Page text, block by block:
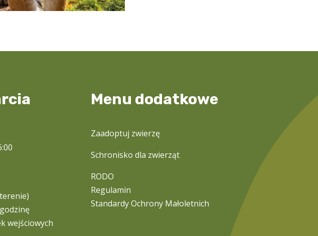
wejściowych
Menu dodatkowe
Zaadoptuj zwierzę
Schronisko dla zwierząt
RODO
Regulamin
Standardy Ochrony Małoletnich